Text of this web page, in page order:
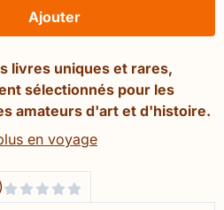
Ajouter
livres uniques et rares,
sélectionnés pour les
amateurs d'art et d'histoire.
en voyage